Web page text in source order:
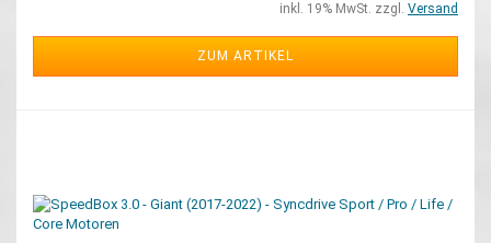
inkl. 19% MwSt. zzgl. Versand
ZUM ARTIKEL